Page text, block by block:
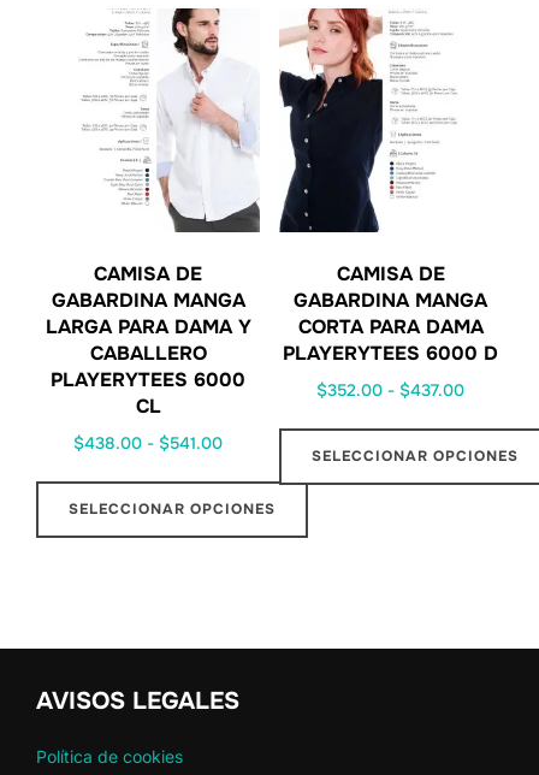
CAMISA DE
GABARDINA MANGA
LARGA PARA DAMA Y
CABALLERO
PLAYERYTEES 6000
CL
$438.00 - $541.00
SELECCIONAR OPCIONES
CAMISA DE
GABARDINA MANGA
CORTA PARA DAMA
PLAYERYTEES 6000 D
$352.00 - $437.00
SELECCIONAR OPCIONES
AVISOS LEGALES
Política de cookies